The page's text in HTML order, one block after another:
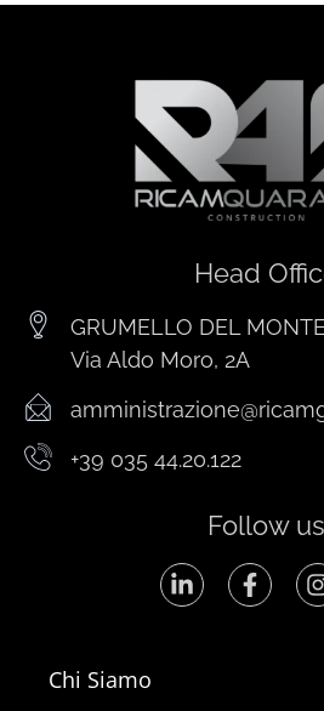
Head
GRUMELLO DEL
Via Aldo Moro, 2A
+39 035 44.20.122
Follow us
Chi Siamo